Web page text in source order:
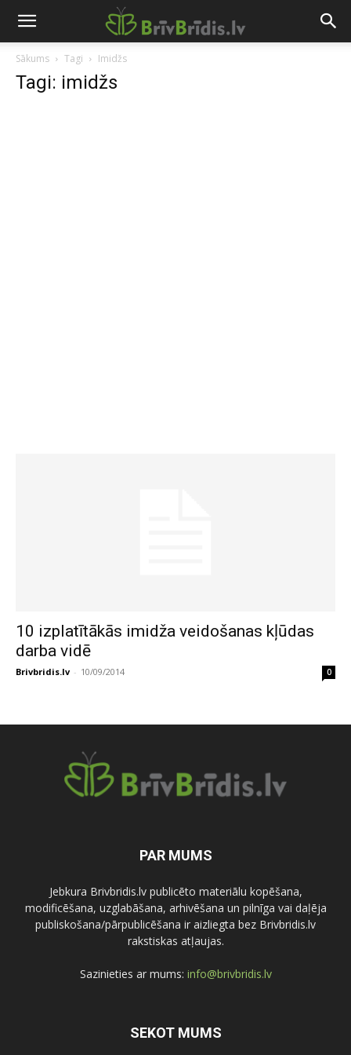
Sākums Tagi Imidžs
Tagi: imidžs
10 izplatītākās imidža veidošanas kļūdas
darba vidē
Brivbridis.lv - 10/09/2014 0
PAR MUMS
Jebkura Brivbridis.lv publicēto materiālu kopēšana,
modificēšana, uzglabāšana, arhivēšana un pilnīga vai daļēja
publiskošana/pārpublicēšana ir aizliegta bez Brivbridis.lv
rakstiskas atļaujas.
Sazinieties ar mums: info@brivbridis.lv
SEKOT MUMS